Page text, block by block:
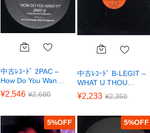
中古ﾚｺｰﾄﾞ 2PAC –
How Do You Wan…
¥2,546 ¥2,680
中古ﾚｺｰﾄﾞ B-LEGIT –
WHAT U THOU…
¥2,233 ¥2,350
5% 5%